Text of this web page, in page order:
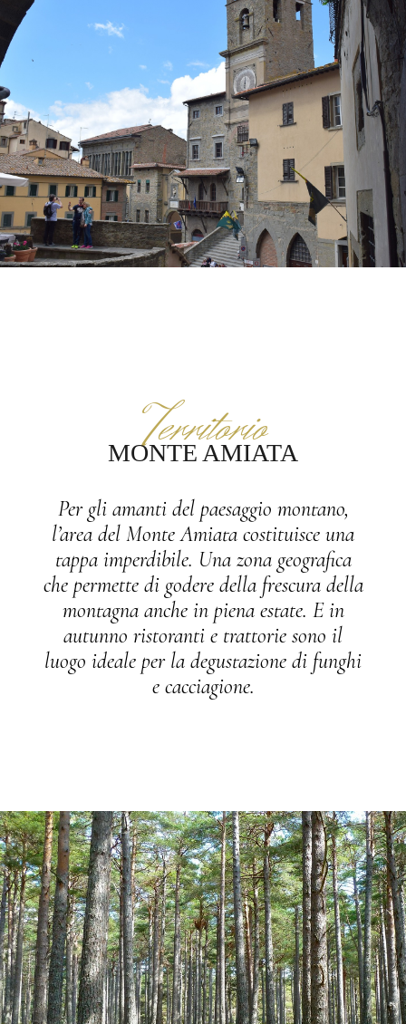
Territorio
MONTE AMIATA
Per gli amanti del paesaggio montano,
l’area del Monte Amiata costituisce una
tappa imperdibile. Una zona geografica
che permette di godere della frescura della
montagna anche in piena estate. E in
autunno ristoranti e trattorie sono il
luogo ideale per la degustazione di funghi
e cacciagione.